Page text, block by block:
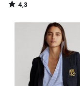
4,3
/